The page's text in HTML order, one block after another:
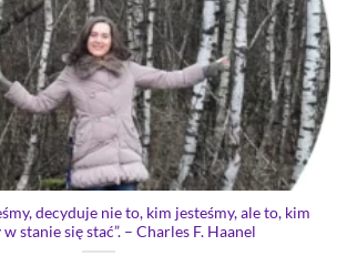
decyduje nie to, kim jesteśmy, ale to, kim
stanie się stać”. – Charles F. Haanel